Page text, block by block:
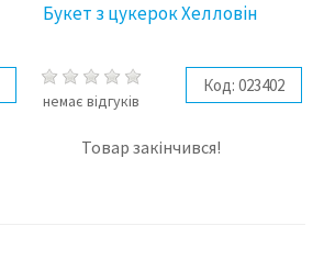
Букет з цукерок Хелловін
немає відгуків
Код: 023402
Товар закінчився!